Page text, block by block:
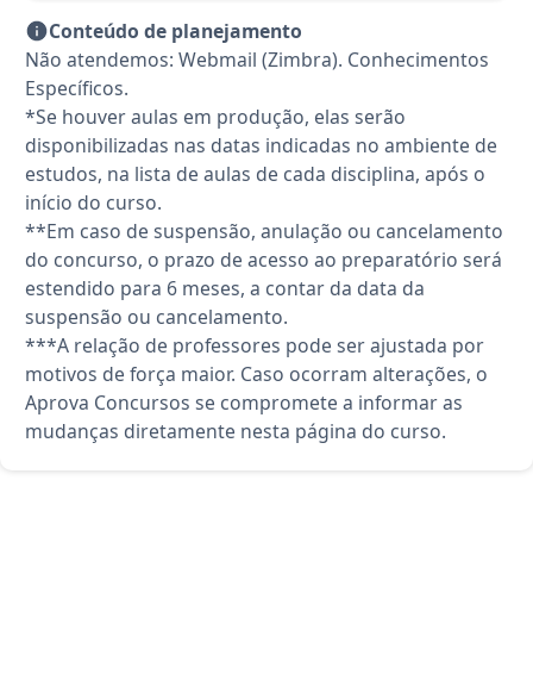
Conteúdo de planejamento
Não atendemos: Webmail (Zimbra). Conhecimentos
Específicos.
*Se houver aulas em produção, elas serão
disponibilizadas nas datas indicadas no ambiente de
estudos, na lista de aulas de cada disciplina, após o
início do curso.
**Em caso de suspensão, anulação ou cancelamento
do concurso, o prazo de acesso ao preparatório será
estendido para 6 meses, a contar da data da
suspensão ou cancelamento.
***A relação de professores pode ser ajustada por
motivos de força maior. Caso ocorram alterações, o
Aprova Concursos se compromete a informar as
mudanças diretamente nesta página do curso.